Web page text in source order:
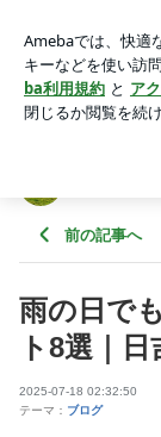
| 日吉浩陽の東京
アプリをダウン
ょう。
前の記事へ
雨の日で
ト8選｜
2025-07-18 02:32:50
テーマ： ブログ